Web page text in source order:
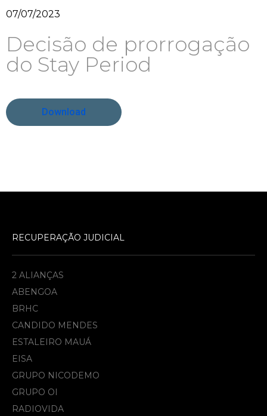
07/07/2023
Decisão de prorrogação
do Stay Period
Download
RECUPERAÇÃO JUDICIAL
2 ALIANÇAS
ABENGOA
BRHC
CANDIDO MENDES
ESTALEIRO MAUÁ
EISA
GRUPO NICODEMO
GRUPO OI
RADIOVIDA